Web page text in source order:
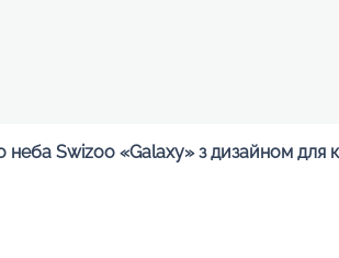
неба Swizoo «Galaxy» з дизайном для